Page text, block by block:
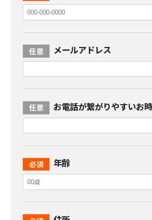
メールアドレス
お電話が繋がりやすいお
年齢